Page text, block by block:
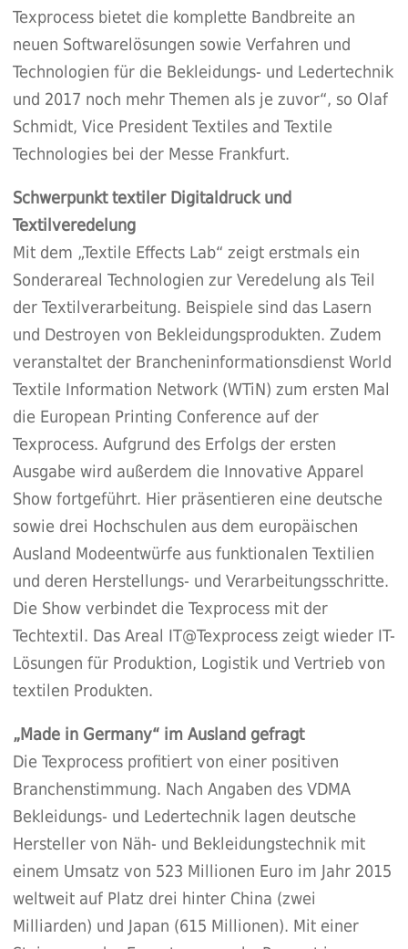
Texprocess bietet die komplette Bandbreite an
neuen Softwarelösungen sowie Verfahren und
Technologien für die Bekleidungs- und Ledertechnik
und 2017 noch mehr Themen als je zuvor“, so Olaf
Schmidt, Vice President Textiles and Textile
Technologies bei der Messe Frankfurt.
Schwerpunkt textiler Digitaldruck und
Textilveredelung
Mit dem „Textile Effects Lab“ zeigt erstmals ein
Sonderareal Technologien zur Veredelung als Teil
der Textilverarbeitung. Beispiele sind das Lasern
und Destroyen von Bekleidungsprodukten. Zudem
veranstaltet der Brancheninformationsdienst World
Textile Information Network (WTiN) zum ersten Mal
die European Printing Conference auf der
Texprocess. Aufgrund des Erfolgs der ersten
Ausgabe wird außerdem die Innovative Apparel
Show fortgeführt. Hier präsentieren eine deutsche
sowie drei Hochschulen aus dem europäischen
Ausland Modeentwürfe aus funktionalen Textilien
und deren Herstellungs- und Verarbeitungsschritte.
Die Show verbindet die Texprocess mit der
Techtextil. Das Areal IT@Texprocess zeigt wieder IT-
Lösungen für Produktion, Logistik und Vertrieb von
textilen Produkten.
„Made in Germany“ im Ausland gefragt
Die Texprocess profitiert von einer positiven
Branchenstimmung. Nach Angaben des VDMA
Bekleidungs- und Ledertechnik lagen deutsche
Hersteller von Näh- und Bekleidungstechnik mit
einem Umsatz von 523 Millionen Euro im Jahr 2015
weltweit auf Platz drei hinter China (zwei
Milliarden) und Japan (615 Millionen). Mit einer